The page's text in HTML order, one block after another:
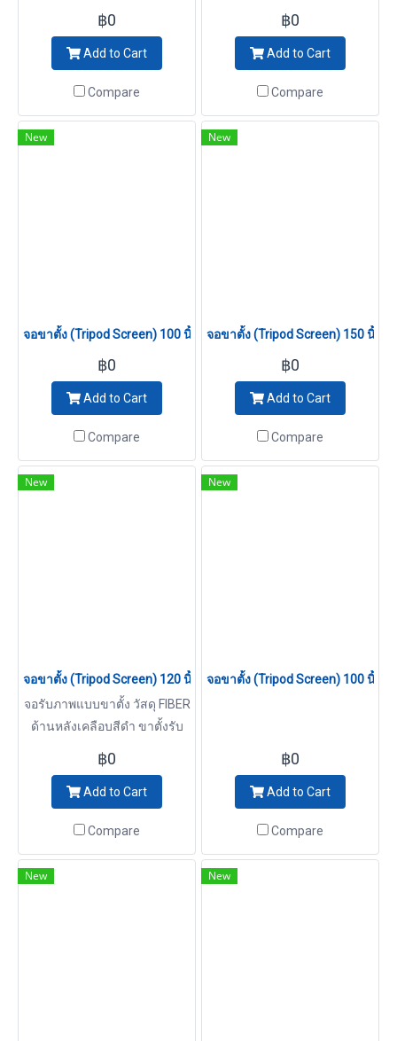
฿0
Add to Cart
Compare
฿0
Add to Cart
Compare
New
จอขาตั้ง (Tripod Screen) 100 นิ้ว (16:10)
฿0
Add to Cart
Compare
New
จอขาตั้ง (Tripod Screen) 150 นิ้ว
฿0
Add to Cart
Compare
New
จอขาตั้ง (Tripod Screen) 120 นิ้ว (4:3)
จอรับภาพแบบขาตั้ง วัสดุ FIBER
ด้านหลังเคลือบสีดำ ขาตั้งรับ
รับภาพสามารถปรับระดับได้ มี
Keystone Eliminator ระบบช่วย
Cam Lock ป้องกันจอไม่ให้ถูกดึง
หลุดจากแกน เนื้อผ้าจอมีให้
เลือก Matt White (Gain 1.0)
฿0
Add to Cart
Compare
New
จอขาตั้ง (Tripod Screen) 100 นิ้ว
฿0
Add to Cart
Compare
New New